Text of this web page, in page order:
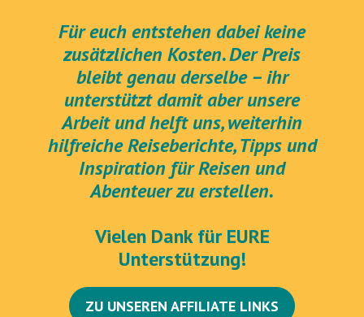
Für euch entstehen dabei keine
zusätzlichen Kosten. Der Preis
bleibt genau derselbe – ihr
unterstützt damit aber unsere
Arbeit und helft uns, weiterhin
hilfreiche Reiseberichte, Tipps und
Inspiration für Reisen und
Abenteuer zu erstellen.
Vielen Dank für EURE
Unterstützung!
ZU UNSEREN AFFILIATE LINKS